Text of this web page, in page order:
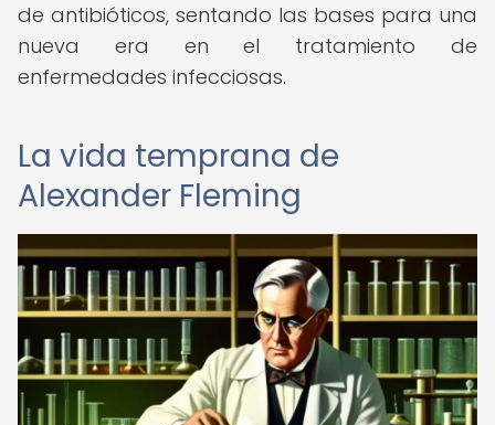
de antibióticos, sentando las bases para una
nueva era en el tratamiento de
enfermedades infecciosas.
La vida temprana de
Alexander Fleming